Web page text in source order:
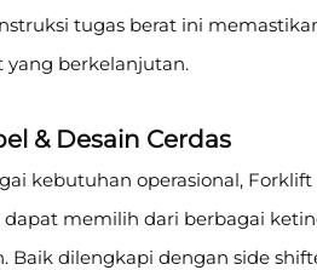
tugas berat ini
yang berkelanjutan.
& Desain Cerdas
kebutuhan operasional,
memilih dari berbagai
Baik dilengkapi dengan side